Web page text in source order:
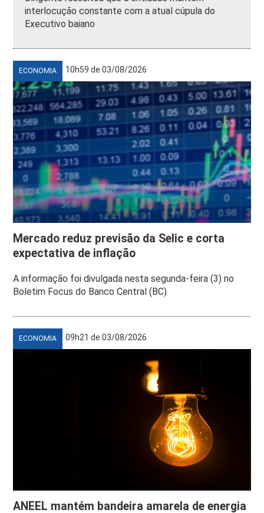
interlocução constante com a atual cúpula do
Executivo baiano
ECONOMIA 10h59 de 03/08/2026
Mercado reduz previsão da Selic e corta
expectativa de inflação
A informação foi divulgada nesta segunda-feira (3) no
Boletim Focus do Banco Central (BC)
ECONOMIA 09h21 de 03/08/2026
ANEEL mantém bandeira amarela de energia